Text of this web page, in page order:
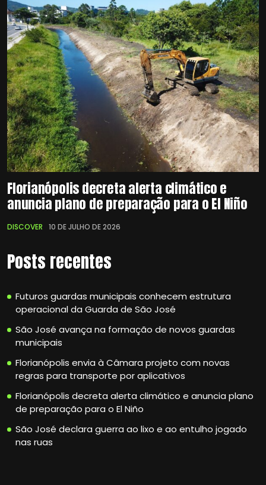
Florianópolis decreta alerta climático e
anuncia plano de preparação para o El Niño
DISCOVER 10 DE JULHO DE 2026
Posts recentes
Futuros guardas municipais conhecem estrutura
operacional da Guarda de São José
São José avança na formação de novos guardas
municipais
Florianópolis envia à Câmara projeto com novas
regras para transporte por aplicativos
Florianópolis decreta alerta climático e anuncia plano
de preparação para o El Niño
São José declara guerra ao lixo e ao entulho jogado
nas ruas